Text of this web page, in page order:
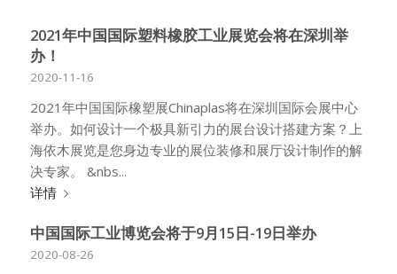
2021年中国国际塑料橡胶工业展览会将在深圳举
办！
2020-11-16
2021年中国国际橡塑展Chinaplas将在深圳国际会展中心
举办。如何设计一个极具新引力的展台设计搭建方案？上
海依木展览是您身边专业的展位装修和展厅设计制作的解
决专家。 &nbs...
详情
中国国际工业博览会将于9月15日-19日举办
2020-08-26